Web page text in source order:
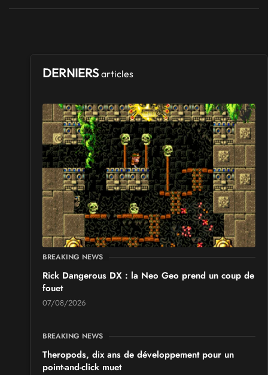
DERNIERS articles
BREAKING NEWS
Rick Dangerous DX : la Neo Geo prend un coup de
fouet
07/08/2026
BREAKING NEWS
Theropods, dix ans de développement pour un
point-and-click muet